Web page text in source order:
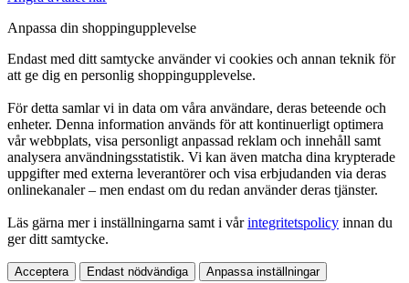
Anpassa din shoppingupplevelse
Endast med ditt samtycke använder vi cookies och annan teknik för
att ge dig en personlig shoppingupplevelse.
För detta samlar vi in data om våra användare, deras beteende och
enheter. Denna information används för att kontinuerligt optimera
vår webbplats, visa personligt anpassad reklam och innehåll samt
analysera användningsstatistik. Vi kan även matcha dina krypterade
uppgifter med externa leverantörer och visa erbjudanden via deras
onlinekanaler – men endast om du redan använder deras tjänster.
Läs gärna mer i inställningarna samt i vårintegritetspolicy innan du
ger ditt samtycke.
Acceptera Endast nödvändiga Anpassa inställningar